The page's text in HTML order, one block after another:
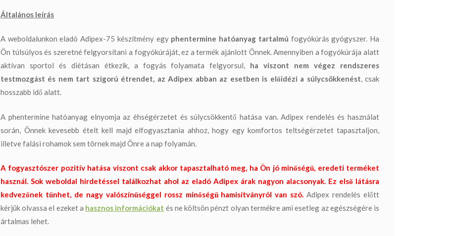
Általános leírás
A weboldalunkon eladó Adipex-75 készítmény egy phentermine hatóanyag tartalmú fogyókúrás gyógyszer. Ha
Ön túlsúlyos és szeretné felgyorsítani a fogyókúráját, ez a termék ajánlott Önnek. Amennyiben a fogyókúrája alatt
aktívan sportol és diétásan étkezik, a fogyás folyamata felgyorsul, ha viszont nem végez rendszeres
testmozgást és nem tart szigorú étrendet, az Adipex abban az esetben is előidézi a súlycsökkenést, csak
hosszabb idő alatt.
A phentermine hatóanyag elnyomja az éhségérzetet és súlycsökkentő hatása van. Adipex rendelés és használat
során, Önnek kevesebb ételt kell majd elfogyasztania ahhoz, hogy egy komfortos teltségérzetet tapasztaljon,
illetve falási rohamok sem törnek majd Önre a nap folyamán.
A fogyasztószer pozitív hatása viszont csak akkor tapasztalható meg, ha Ön jó minőségű, eredeti terméket
használ. Sok weboldal hirdetéssel találkozhat ahol az eladó Adipex árak nagyon alacsonyak. Ez első látásra
kedvezőnek tűnhet, de nagy valószínűséggel rossz minőségű hamisítványról van szó. Adipex rendelés előtt
kérjük olvassa el ezeket a hasznos információkat és ne költsön pénzt olyan termékre ami esetleg az egészségére is
ártalmas lehet.